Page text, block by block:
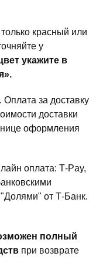
красный или
у
укажите в
за доставку
доставки
оформления
оплата: T‑Pay,
от Т-Банк.
полный
при возврате